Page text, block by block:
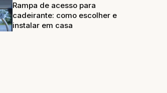
Rampa de acesso para
cadeirante: como escolher e
instalar em casa